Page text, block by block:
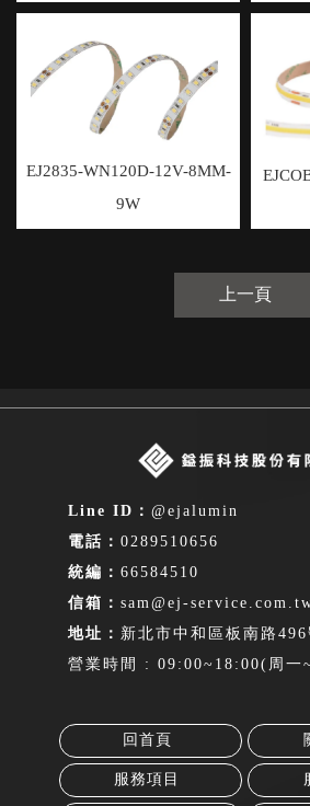
EJ2835-WN120D-12V-8MM-
9W
上一頁
@ejalumin
0289510656
66584510
sam@ej-
新北市中和區板南路
營業時間 : 09:00~18:00(周一
回首頁
服務項目